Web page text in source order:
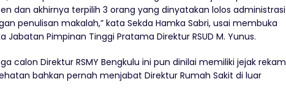
dan akhirnya terpilih 3 orang yang dinyatakan lolos administrasi
penulisan makalah,” kata Sekda Hamka Sabri, usai membuka
Jabatan Pimpinan Tinggi Pratama Direktur RSUD M. Yunus.
calon Direktur RSMY Bengkulu ini pun dinilai memiliki jejak rekam
bahkan pernah menjabat Direktur Rumah Sakit di luar